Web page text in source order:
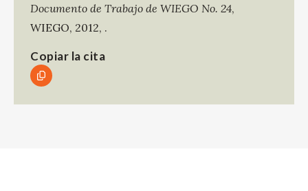
Documento de Trabajo de WIEGO No. 24,
WIEGO, 2012, .
Copiar la cita